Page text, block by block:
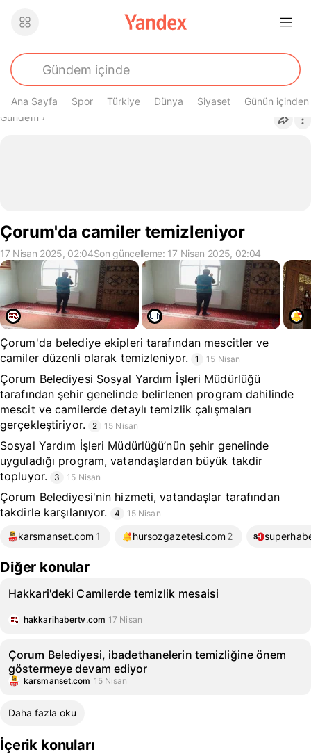
Ana Sayfa Spor Türkiye Dünya Siyaset Günün içinden
Buradasın
Gündem›
Çorum'da camiler temizleniyor
17 Nisan 2025, 02:04Son güncelleme: 17 Nisan 2025, 02:04
Çorum'da belediye ekipleri tarafından mescitler ve
camiler düzenli olarak temizleniyor.
1 15 Nisan
Çorum Belediyesi Sosyal Yardım İşleri Müdürlüğü
tarafından şehir genelinde belirlenen program dahilinde
mescit ve camilerde detaylı temizlik çalışmaları
gerçekleştiriyor.
2 15 Nisan
Sosyal Yardım İşleri Müdürlüğü’nün şehir genelinde
uyguladığı program, vatandaşlardan büyük takdir
topluyor.
3 15 Nisan
Çorum Belediyesi'nin hizmeti, vatandaşlar tarafından
takdirle karşılanıyor.
4 15 Nisan
karsmanset.com 1 hursozgazetesi.com 2
Diğer konular
Hakkari'deki Camilerde temizlik mesaisi
hakkarihabertv.com 17 Nisan
Çorum Belediyesi, ibadethanelerin temizliğine önem
göstermeye devam ediyor
karsmanset.com 15 Nisan
Daha fazla oku
İçerik konuları